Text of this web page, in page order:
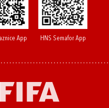
App HNS Semafor App